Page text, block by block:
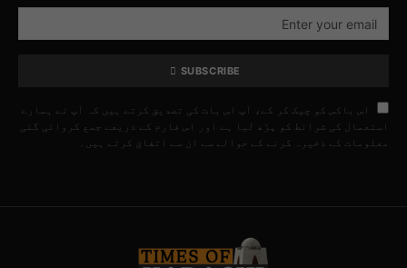
SUBSCRIBE
اس باکس کو چیک کر کے، آپ اس بات کی تصدیق کرتے ہیں کہ آپ نے ہمارے
استعمال کی شرائط کو پڑھ لیا ہے اور اس فارم کے ذریعے جمع کروائی گئی
معلومات کے ذخیرہ کرنے کے حوالے سے ان سے اتفاق کرتے ہیں۔